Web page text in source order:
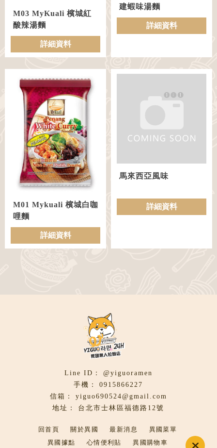
M03 MyKuali 檳城紅
酸辣湯麵
詳細資料
建蝦味湯麵
詳細資料
M01 Mykuali 檳城白咖
哩麵
詳細資料
馬來西亞風味
詳細資料
@yiguoramen
0915866227
yiguo690524@gmail.com
台北市士林區福德路12號
回首頁 關於異國 最新消息
異國菜單
異國據點
心情便利貼 異國購物車